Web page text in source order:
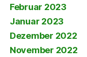
Februar 2023
Januar 2023
Dezember 2022
November 2022